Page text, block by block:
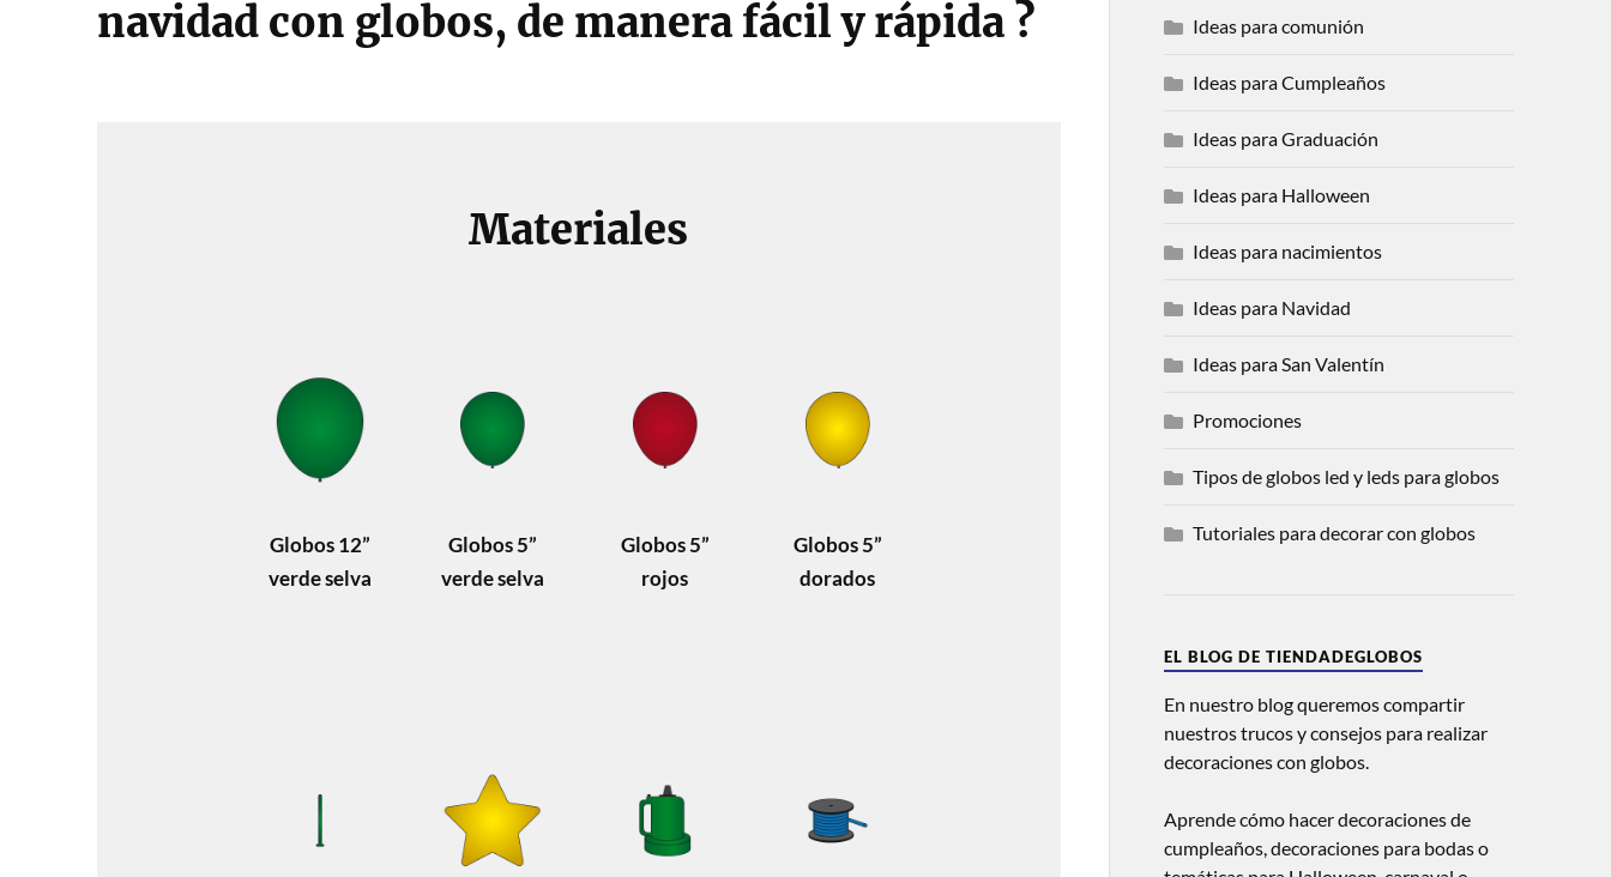
navidad con globos, de manera fácil y rápida ?
Materiales
Globos 12”
verde selva
Globos 5”
verde selva
Globos 5”
rojos
Globos 5”
dorados
Ideas para comunión
Ideas para Cumpleaños
Ideas para Graduación
Ideas para Halloween
Ideas para nacimientos
Ideas para Navidad
Ideas para San Valentín
Promociones
Tipos de globos led y leds para globos
Tutoriales para decorar con globos
EL BLOG DE TIENDADEGLOBOS
En nuestro blog queremos compartir
nuestros trucos y consejos para realizar
decoraciones con globos.
Aprende cómo hacer decoraciones de
cumpleaños, decoraciones para bodas o